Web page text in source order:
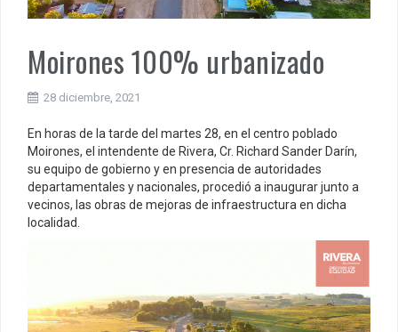
Moirones 100% urbanizado
28 diciembre, 2021
En horas de la tarde del martes 28, en el centro poblado
Moirones, el intendente de Rivera, Cr. Richard Sander Darín,
su equipo de gobierno y en presencia de autoridades
departamentales y nacionales, procedió a inaugurar junto a
vecinos, las obras de mejoras de infraestructura en dicha
localidad.